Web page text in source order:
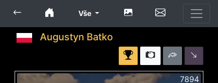
Vše
Augustyn Batko
7894